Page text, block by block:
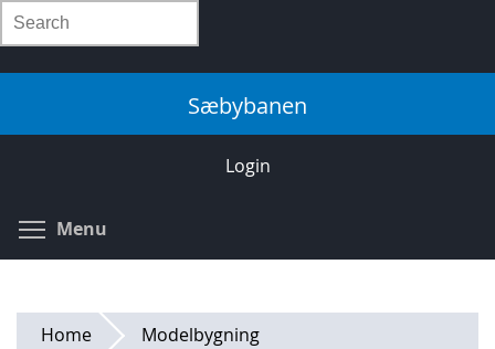
Skip
to
main
Search
Sæbybanen
Login
Menu
Home Modelbygning